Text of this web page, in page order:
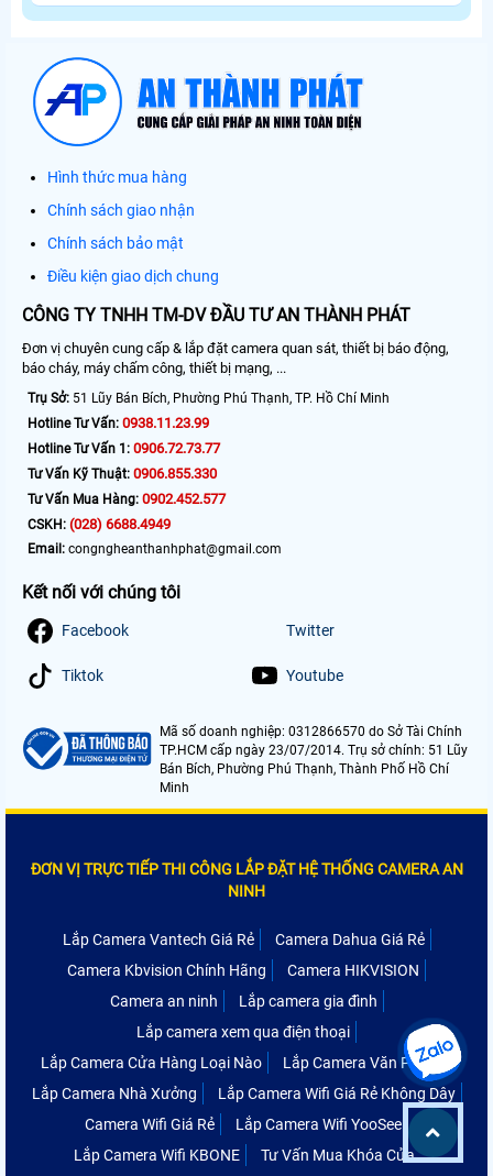
Hình thức mua hàng
Chính sách giao nhận
Chính sách bảo mật
Điều kiện giao dịch chung
CÔNG TY TNHH TM-DV ĐẦU TƯ AN THÀNH PHÁT
Đơn vị chuyên cung cấp & lắp đặt camera quan sát, thiết bị báo động,
báo cháy, máy chấm công, thiết bị mạng, ...
Trụ Sở: 51 Lũy Bán Bích, Phường Phú Thạnh, TP. Hồ Chí Minh
Hotline Tư Vấn: 0938.11.23.99
Hotline Tư Vấn 1: 0906.72.73.77
Tư Vấn Kỹ Thuật: 0906.855.330
Tư Vấn Mua Hàng: 0902.452.577
CSKH: (028) 6688.4949
Email: congngheanthanhphat@gmail.com
Kết nối với chúng tôi
Facebook Twitter
Tiktok Youtube
Mã số doanh nghiệp: 0312866570 do Sở Tài Chính
TP.HCM cấp ngày 23/07/2014. Trụ sở chính: 51 Lũy
Bán Bích, Phường Phú Thạnh, Thành Phố Hồ Chí
Minh
ĐƠN VỊ TRỰC TIẾP THI CÔNG LẮP ĐẶT HỆ THỐNG CAMERA AN
NINH
Lắp Camera Vantech Giá Rẻ
Camera Dahua Giá Rẻ
Camera Kbvision Chính Hãng
Camera HIKVISION
Camera an ninh
Lắp camera gia đình
Lắp camera xem qua điện thoại
Lắp Camera Cửa Hàng Loại Nào
Lắp Camera Văn Phòng
Lắp Camera Nhà Xưởng
Lắp Camera Wifi Giá Rẻ Không Dây
Camera Wifi Giá Rẻ
Lắp Camera Wifi YooSee
Lắp Camera Wifi KBONE
Tư Vấn Mua Khóa Cửa